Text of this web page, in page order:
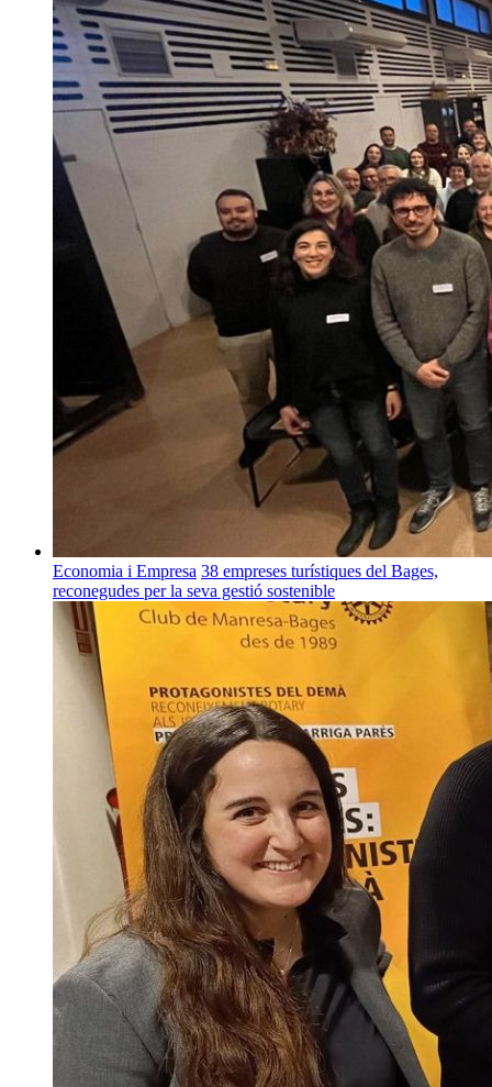
Economia i Empresa 38 empreses turístiques del Bages,
reconegudes per la seva gestió sostenible